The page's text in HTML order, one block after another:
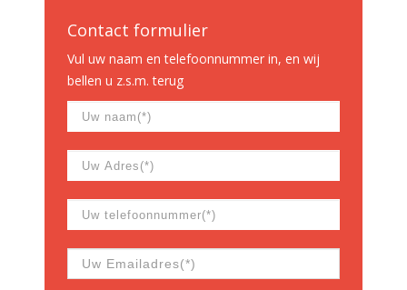
Contact formulier
Vul uw naam en telefoonnummer in, en wij
bellen u z.s.m. terug